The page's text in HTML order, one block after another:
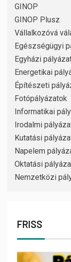
GINOP
GINOP Plusz
Vállalkozóvá
Egészségügyi
Egyházi
Energetikai
Építészeti
Fotópályázatok
Informatikai
Irodalmi
Kutatási
Napelem
Oktatási
Nemzetközi
FRISS